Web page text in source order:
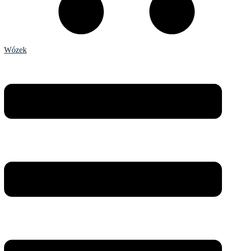
Wózek